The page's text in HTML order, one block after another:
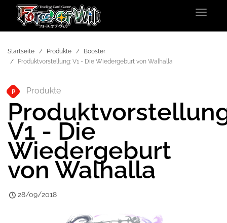
Toggle
Startseite Produkte
Booster
Produktvorstellung: V1 - Die Wiedergeburt von Walhalla
P Produkte
V1 - Die
Wiedergeburt
von Walhalla
28/09/2018